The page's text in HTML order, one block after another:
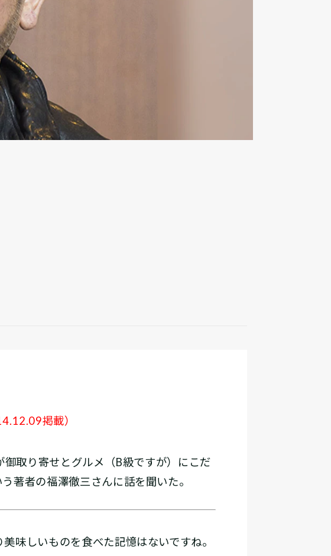
掲載）
取り寄せとグルメ（B級ですが）にこだ
著者の福澤徹三さんに話を聞いた。
味しいものを食べた記憶はないですね。